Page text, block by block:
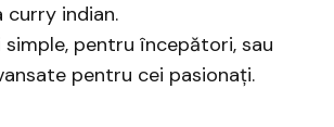
curry indian.
simple, pentru începători, sau
pentru cei pasionați.